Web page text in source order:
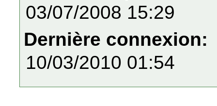
03/07/2008 15:29
Dernière connexion:
10/03/2010 01:54